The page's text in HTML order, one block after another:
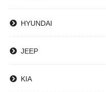
HYUNDAI
JEEP
KIA